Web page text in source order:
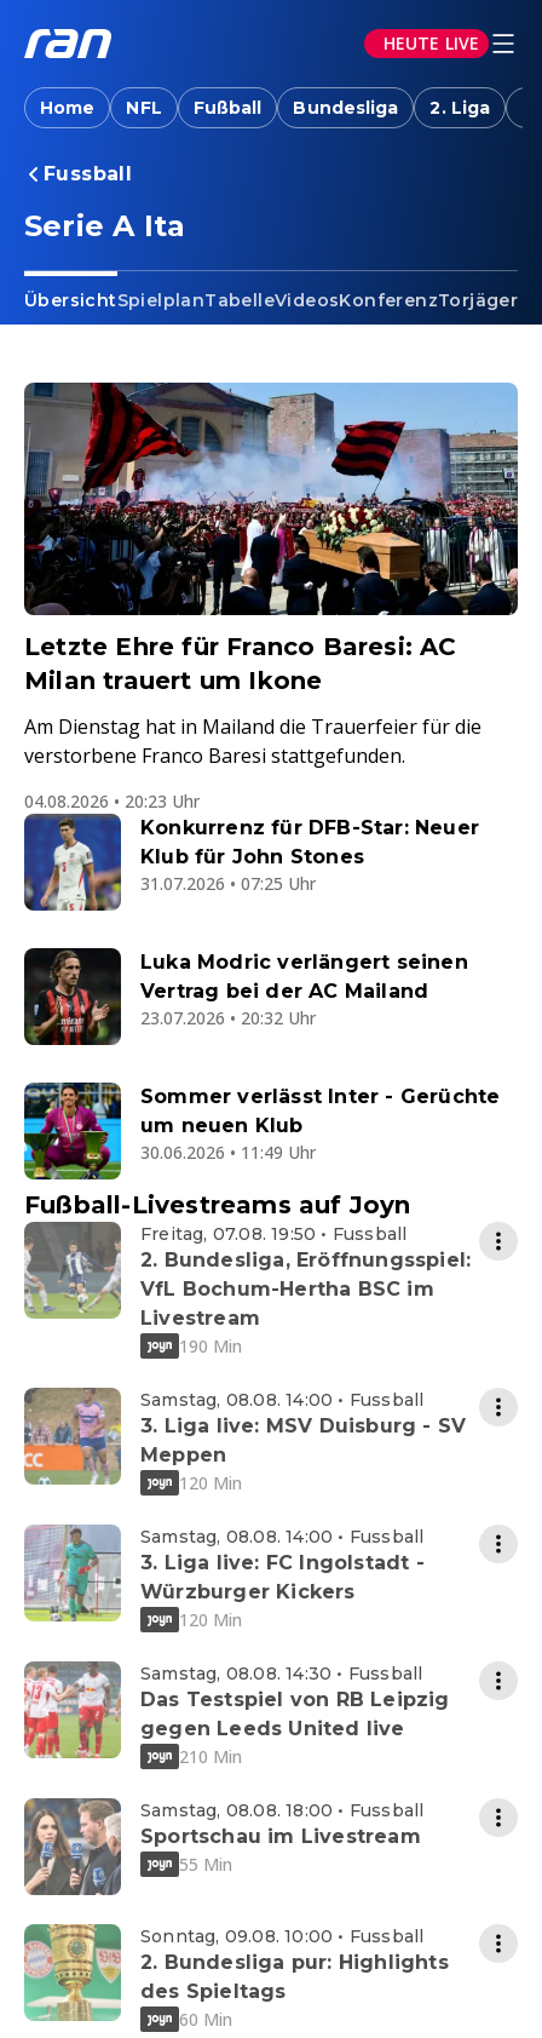
HEUTE LIVE
Home NFL Fußball Bundesliga 2. Liga
Fussball
Serie A Ita
ÜbersichtSpielplanTabelleVideosKonferenzTorjäger
Letzte Ehre für Franco Baresi: AC
Milan trauert um Ikone
Am Dienstag hat in Mailand die Trauerfeier für die
verstorbene Franco Baresi stattgefunden.
04.08.2026 • 20:23 Uhr
Konkurrenz für DFB-Star: Neuer
Klub für John Stones
31.07.2026 • 07:25 Uhr
Luka Modric verlängert seinen
Vertrag bei der AC Mailand
23.07.2026 • 20:32 Uhr
Sommer verlässt Inter - Gerüchte
um neuen Klub
30.06.2026 • 11:49 Uhr
Fußball-Livestreams auf Joyn
Freitag, 07.08. 19:50 • Fussball
2. Bundesliga, Eröffnungsspiel:
VfL Bochum-Hertha BSC im
Livestream
190 Min
Samstag, 08.08. 14:00 • Fussball
3. Liga live: MSV Duisburg - SV
Meppen
120 Min
Samstag, 08.08. 14:00 • Fussball
3. Liga live: FC Ingolstadt -
Würzburger Kickers
120 Min
Samstag, 08.08. 14:30 • Fussball
Das Testspiel von RB Leipzig
gegen Leeds United live
210 Min
Samstag, 08.08. 18:00 • Fussball
Sportschau im Livestream
55 Min
Sonntag, 09.08. 10:00 • Fussball
2. Bundesliga pur: Highlights
des Spieltags
60 Min